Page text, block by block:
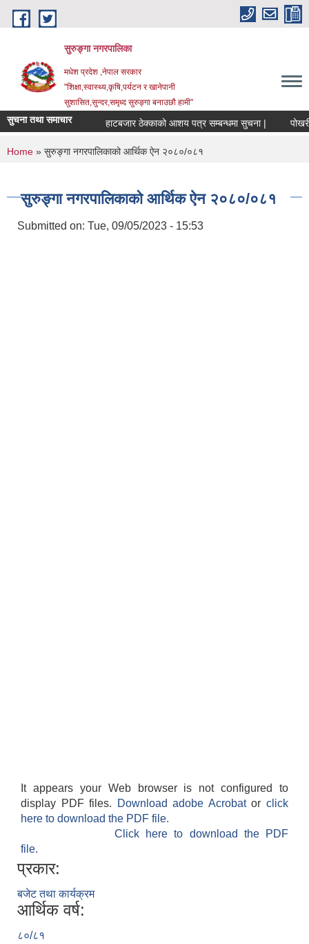
Skip to main content
सुरुङ्‍गा नगरपालिका
मधेश प्रदेश ,नेपाल सरकार
"शिक्षा,स्वास्थ्य,कृषि,पर्यटन र खानेपानी
सुशासित,सुन्दर,समृध्द सुरुङ्गा बनाउछौ हामी"
सुचना तथा समाचार हाटबजार ठेक्काको आशय पत्र सम्बन्धमा सुचना |
You are here
Home » सुरुङ्गा नगरपालिकाको आर्थिक ऐन २०८०/०८१
सुरुङ्गा नगरपालिकाको आर्थिक ऐन २०८०/०८१
Submitted on: Tue, 09/05/2023 - 15:53
It appears your Web browser is not configured to
display PDF files.
Download adobe Acrobatorclick
here to download the PDF file.
Click here to download the PDF
file.
प्रकार:
बजेट तथा कार्यक्रम
आर्थिक वर्ष:
८०/८१